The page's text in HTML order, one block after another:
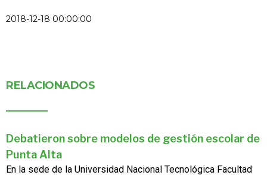
2018-12-18 00:00:00
RELACIONADOS
Debatieron sobre modelos de gestión escolar de
Punta Alta
En la sede de la Universidad Nacional Tecnológica Facultad